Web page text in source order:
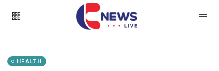
HEALTH